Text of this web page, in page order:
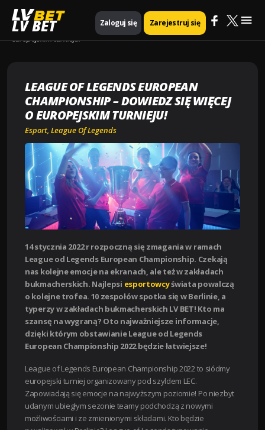
LV BET Zaloguj się Zarejestruj się
Strona główna
League of Legends European Championship – dowiedz się więcej o
europejskim turnieju!
LEAGUE OF LEGENDS EUROPEAN
CHAMPIONSHIP – DOWIEDZ SIĘ WIĘCEJ
O EUROPEJSKIM TURNIEJU!
Esport League Of Legends
14 stycznia 2022 r rozpoczną się zmagania w ramach
League od Legends European Championship. Czekają
nas kolejne emocje na ekranach, ale też w zakładach
bukmacherskich. Najlepsi esportowcyświata powalczą
o kolejne trofea. 10 zespołów spotka się w Berlinie, a
typerzy w zakładach bukmacherskich LV BET! Kto ma
szansę na wygraną? Oto najważniejsze informacje,
dzięki którym obstawianie League od Legends
European Championship 2022 będzie łatwiejsze!
League of Legends European Championship 2022 to siódmy
europejski turniej organizowany pod szyldem LEC.
Zapowiadają się emocje na najwyższym poziomie! Po niezbyt
udanym ubiegłym sezonie teamy podchodzą z nowymi
możliwościami i ze zmienionymi składami. Kto będzie